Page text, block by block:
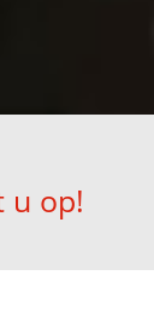
u op!